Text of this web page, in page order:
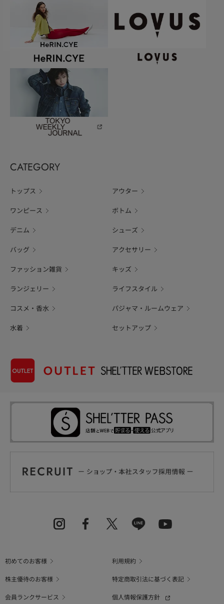
CATEGORY
トップス アウター
ワンピース ボトム
デニム シューズ
バッグ アクセサリー
ファッション雑貨 キッズ
ランジェリー ライフスタイル
コスメ・香水 パジャマ・ルームウェア
水着 セットアップ
初めてのお客様
利用規約
株主優待のお客様
特定商取引法に基づく表記
会員ランクサービス
個人情報保護方針